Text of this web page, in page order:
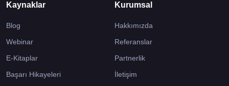
Kaynaklar
Blog
Webinar
E-Kitaplar
Başarı Hikayeleri
Kurumsal
Hakkımızda
Referanslar
Partnerlik
İletişim